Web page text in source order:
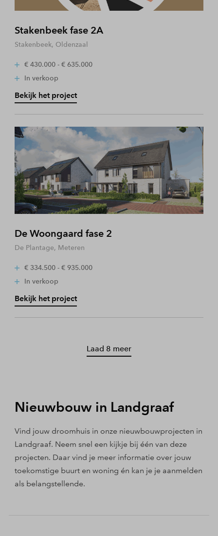
Stakenbeek fase 2A
Stakenbeek, Oldenzaal
€ 430.000 - € 635.000
In verkoop
Bekijk het project
De Woongaard fase 2
De Plantage, Meteren
€ 334.500 - € 935.000
In verkoop
Bekijk het project
Laad 8 meer
Nieuwbouw in Landgraaf
Vind jouw droomhuis in onze nieuwbouwprojecten in
Landgraaf. Neem snel een kijkje bij één van deze
projecten. Daar vind je meer informatie over jouw
toekomstige buurt en woning én kan je je aanmelden
als belangstellende.